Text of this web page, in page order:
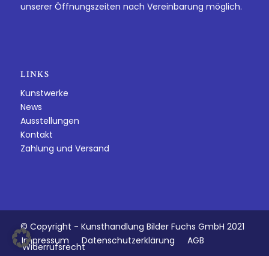
unserer Öffnungszeiten nach Vereinbarung möglich.
LINKS
Kunstwerke
News
Ausstellungen
Kontakt
Zahlung und Versand
© Copyright - Kunsthandlung Bilder Fuchs GmbH 2021
Impressum
Datenschutzerklärung AGB
Widerrufsrecht